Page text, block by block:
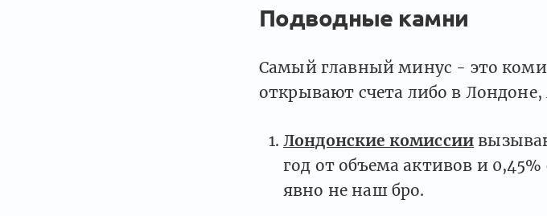
Подводные камни
Самый главный минус - это
открывают счета либо в
Лондонские комиссии
год от объема активов и
явно не наш бро.